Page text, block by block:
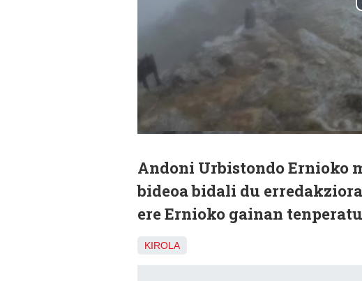
Andoni Urbistondo Ernioko
bideoa bidali du
ere Ernioko gainan
KIROLA